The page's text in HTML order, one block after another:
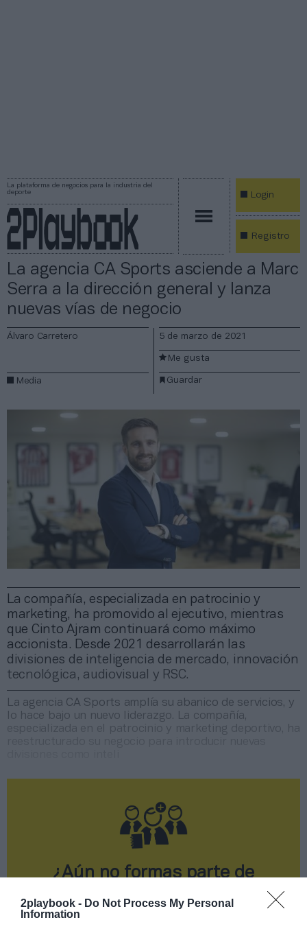
2playbook - Do Not Process My Personal
Information
La plataforma de negocios para la industria del
deporte
Login
Registro
La agencia CA Sports asciende a Marc
Serra a la dirección general y lanza
nuevas vías de negocio
La compañía, especializada en patrocinio y
marketing, ha promovido al ejecutivo, mientras
que Cinto Ajram continuará como máximo
accionista. Desde 2021 desarrollarán las
divisiones de inteligencia de mercado, innovación
tecnológica, audiovisual y RSC.
Álvaro Carretero
Media
5 de marzo de 2021
Guardar
Me gusta
La agencia CA Sports amplía su abanico de servicios, y
lo hace bajo un nuevo liderazgo. La compañía,
especializada en el patrocinio y marketing deportivo, ha
¿Aún no formas parte de
¡Hazte Socio para acceder a este contenido